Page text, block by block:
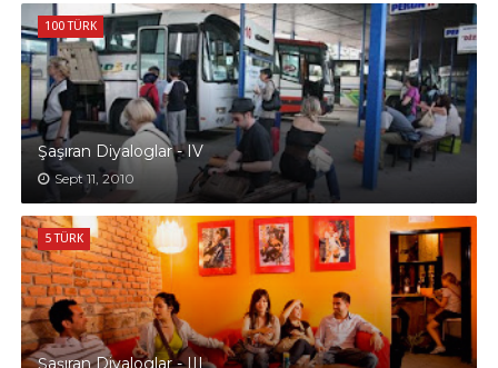
100 TÜRK
Şaşıran Diyaloglar - IV
Sept 11, 2010
5 TÜRK
Şaşıran Diyaloglar - III